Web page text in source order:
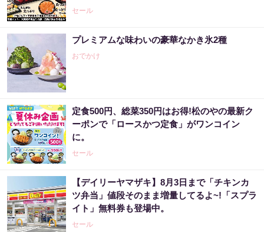
セール
プレミアムな味わいの豪華なかき氷2種
おでかけ
定食500円、総菜350円はお得!松のやの最新ク
ーポンで「ロースかつ定食」がワンコイン
に。
セール
【デイリーヤマザキ】8月3日まで「チキンカ
ツ弁当」値段そのまま増量してるよ~!「スプラ
イト」無料券も登場中。
セール